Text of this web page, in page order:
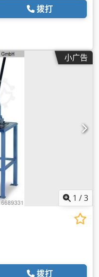
拨打
小广告
1 /3
拨打